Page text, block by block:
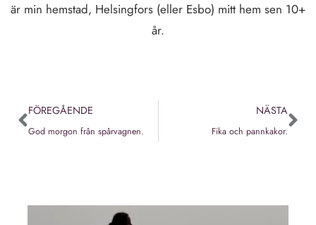
är min hemstad, Helsingfors (eller Esbo) mitt hem sen 10+
år.
FÖREGÅENDE
God morgon från spårvagnen.
NÄSTA
Fika och pannkakor.